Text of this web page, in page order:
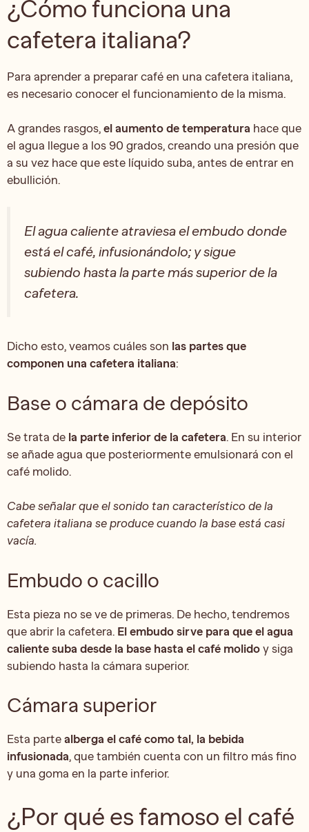
¿Cómo funciona una
cafetera italiana?
Para aprender a preparar café en una cafetera italiana,
es necesario conocer el funcionamiento de la misma.
A grandes rasgos, el aumento de temperatura hace que
el agua llegue a los 90 grados, creando una presión que
a su vez hace que este líquido suba, antes de entrar en
ebullición.
El agua caliente atraviesa el embudo donde
está el café, infusionándolo; y sigue
subiendo hasta la parte más superior de la
cafetera.
Dicho esto, veamos cuáles son las partes que
componen una cafetera italiana:
Base o cámara de depósito
Se trata de la parte inferior de la cafetera. En su interior
se añade agua que posteriormente emulsionará con el
café molido.
Cabe señalar que el sonido tan característico de la
cafetera italiana se produce cuando la base está casi
vacía.
Embudo o cacillo
Esta pieza no se ve de primeras. De hecho, tendremos
que abrir la cafetera. El embudo sirve para que el agua
caliente suba desde la base hasta el café molido y siga
subiendo hasta la cámara superior.
Cámara superior
Esta parte alberga el café como tal, la bebida
infusionada, que también cuenta con un filtro más fino
y una goma en la parte inferior.
¿Por qué es famoso el café